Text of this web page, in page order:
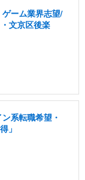
ーム業界志望/
文京区後楽
系転職希望・
」